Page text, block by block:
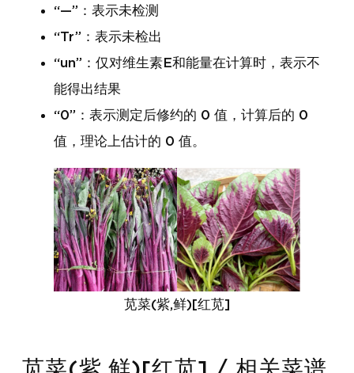
“—”：表示未检测
“Tr”：表示未检出
“un”：仅对维生素E和能量在计算时，表示不
能得出结果
“0”：表示测定后修约的 0 值，计算后的 0
值，理论上估计的 0 值。
苋菜(紫,鲜)[红苋]